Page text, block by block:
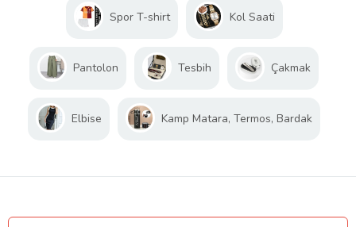
Spor T-shirt Kol Saati
Pantolon Tesbih Çakmak
Elbise Kamp Matara, Termos, Bardak